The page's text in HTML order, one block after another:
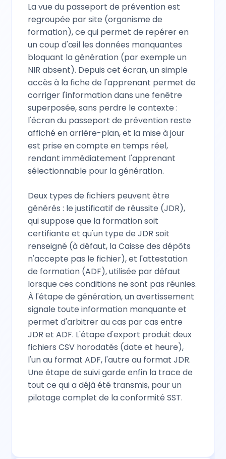
La vue du passeport de prévention est
regroupée par site (organisme de
formation), ce qui permet de repérer en
un coup d'œil les données manquantes
bloquant la génération (par exemple un
NIR absent). Depuis cet écran, un simple
accès à la fiche de l'apprenant permet de
corriger l'information dans une fenêtre
superposée, sans perdre le contexte :
l'écran du passeport de prévention reste
affiché en arrière-plan, et la mise à jour
est prise en compte en temps réel,
rendant immédiatement l'apprenant
sélectionnable pour la génération.
Deux types de fichiers peuvent être
générés : le justificatif de réussite (JDR),
qui suppose que la formation soit
certifiante et qu'un type de JDR soit
renseigné (à défaut, la Caisse des dépôts
n'accepte pas le fichier), et l'attestation
de formation (ADF), utilisée par défaut
lorsque ces conditions ne sont pas réunies.
À l'étape de génération, un avertissement
signale toute information manquante et
permet d'arbitrer au cas par cas entre
JDR et ADF. L'étape d'export produit deux
fichiers CSV horodatés (date et heure),
l'un au format ADF, l'autre au format JDR.
Une étape de suivi garde enfin la trace de
tout ce qui a déjà été transmis, pour un
pilotage complet de la conformité SST.